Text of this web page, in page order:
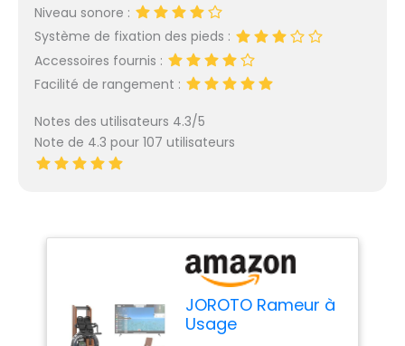
Niveau sonore :
Système de fixation des pieds :
Accessoires fournis :
Facilité de rangement :
Notes des utilisateurs 4.3/5
Note de 4.3 pour 107 utilisateurs
JOROTO Rameur à
Usage